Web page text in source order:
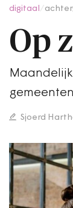
digitaal
Op
Sjoerd